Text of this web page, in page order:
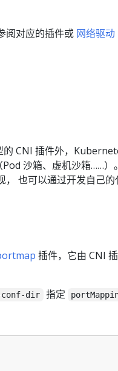
阅对应的插件或 网络驱
CNI 插件外，
Pod 沙箱、虚机沙箱……）
， 也可以通过开发自己
插件，它由 CNI
dir 指定